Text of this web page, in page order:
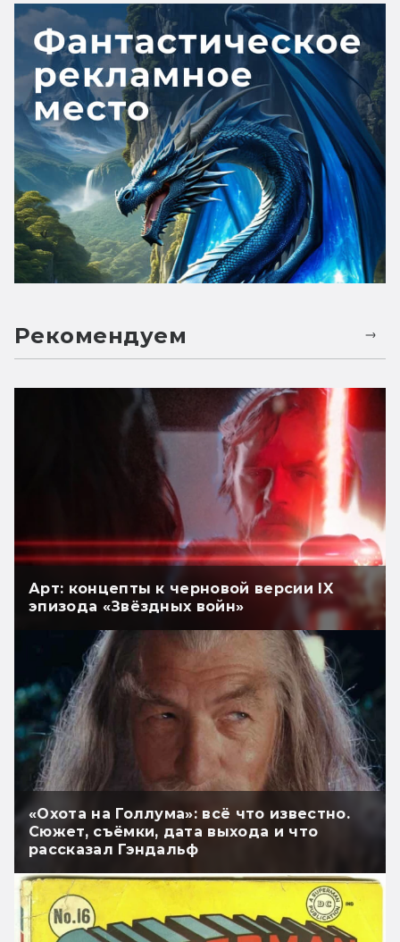
Рекомендуем
Арт: концепты к черновой версии IX
эпизода «Звёздных войн»
«Охота на Голлума»: всё что известно.
Сюжет, съёмки, дата выхода и что
рассказал Гэндальф